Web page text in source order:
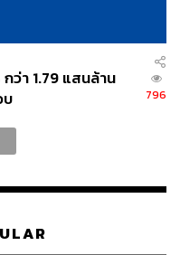
ายต่างๆ ที่เกี่ยวข้อง
บัติตามกฎหมายได้อย่าง
ว่า 1.79 แสนล้าน
บ
796